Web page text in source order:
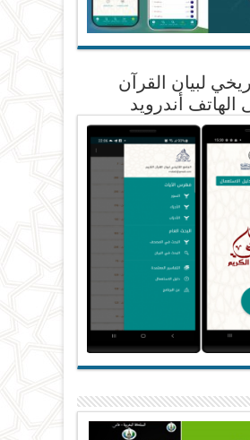
لبيان القرآن
الهاتف أندرويد